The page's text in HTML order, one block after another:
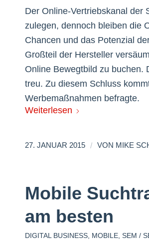
Der Online-Vertriebskanal der
zulegen, dennoch bleiben die
Chancen und das Potenzial
Großteil der Hersteller
Online Bewegtbild zu buchen.
treu. Zu diesem Schluss
Werbemaßnahmen befragte.
Weiterlesen
27. JANUAR 2015 / VON MIKE
Mobile
am besten
DIGITAL BUSINESS MOBILE SEM /